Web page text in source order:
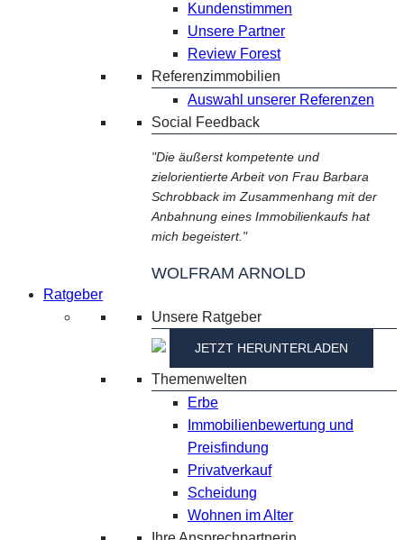
Kundenstimmen
Unsere Partner
Review Forest
Referenzimmobilien
Auswahl unserer Referenzen
Social Feedback
"Die äußerst kompetente und
zielorientierte Arbeit von Frau Barbara
Schrobback im Zusammenhang mit der
Anbahnung eines Immobilienkaufs hat
mich begeistert."
WOLFRAM ARNOLD
Ratgeber
Unsere Ratgeber
JETZT HERUNTERLADEN
Themenwelten
Erbe
Immobilienbewertung und
Preisfindung
Privatverkauf
Scheidung
Wohnen im Alter